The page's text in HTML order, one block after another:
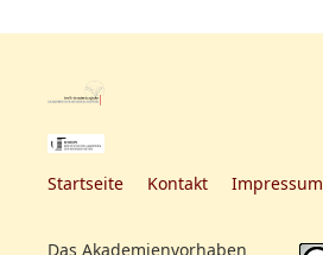
Startseite Kontakt Impressum
Das Akademienvorhaben